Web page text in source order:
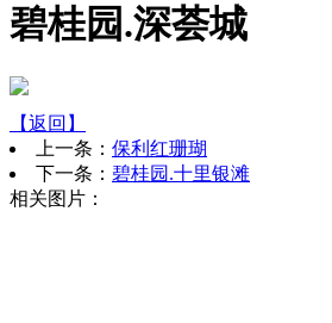
碧桂园.深荟城
【返回】
上一条： 保利红珊瑚
下一条： 碧桂园.十里银滩
相关图片：